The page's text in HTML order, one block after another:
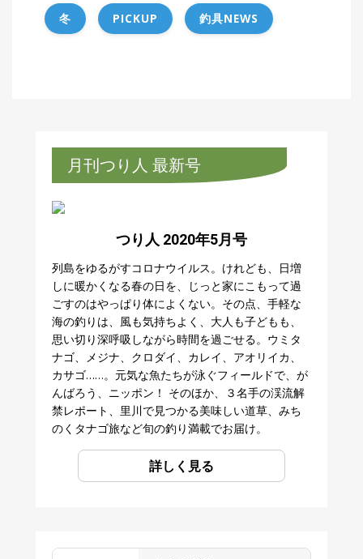
冬 PICKUP 釣具NEWS
月刊つり人 最新号
つり人 2020年5月号
列島をゆるがすコロナウイルス。けれども、日増
しに暖かくなる春の日を、じっと家にこもって過
ごすのはやっぱり体によくない。その点、手軽な
海の釣りは、風も気持ちよく、大人も子どもも、
思い切り深呼吸しながら時間を過ごせる。ウミタ
ナゴ、メジナ、クロダイ、カレイ、アオリイカ、
カサゴ……。元気な魚たちが泳ぐフィールドで、が
んばろう、ニッポン！ そのほか、３名手の渓流解
禁レポート、里川で見つかる美味しい道草、みち
のくタナゴ旅など旬の釣り満載でお届け。
詳しく見る